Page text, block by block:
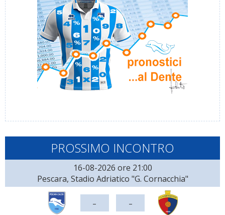
PROSSIMO INCONTRO
16-08-2026 ore 21:00
Pescara, Stadio Adriatico "G. Cornacchia"
- -